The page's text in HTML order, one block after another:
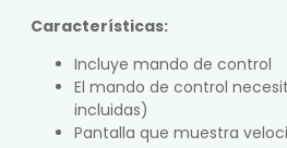
Características:
Incluye mando de control
El mando de control
incluidas)
Pantalla que muestra